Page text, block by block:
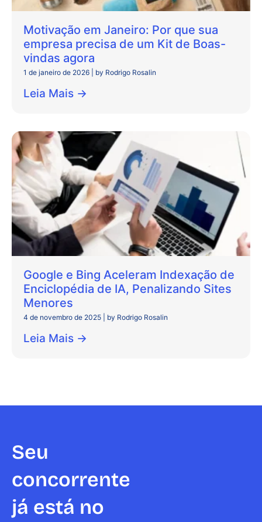
Motivação em Janeiro: Por que sua
empresa precisa de um Kit de Boas-
vindas agora
1 de janeiro de 2026 by Rodrigo Rosalin
Leia Mais →
Google e Bing Aceleram Indexação de
Enciclopédia de IA, Penalizando Sites
Menores
4 de novembro de 2025 by Rodrigo Rosalin
Leia Mais →
Seu
concorrente
já está no